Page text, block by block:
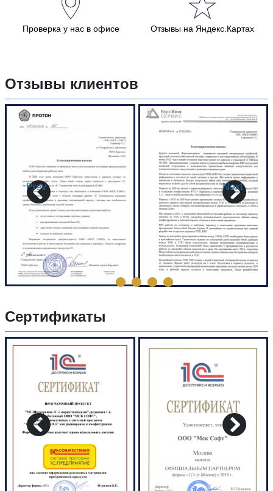
Проверка у нас в офисе Отзывы на Яндекс.Картах
Отзывы клиентов
Prev Next
Сертификаты